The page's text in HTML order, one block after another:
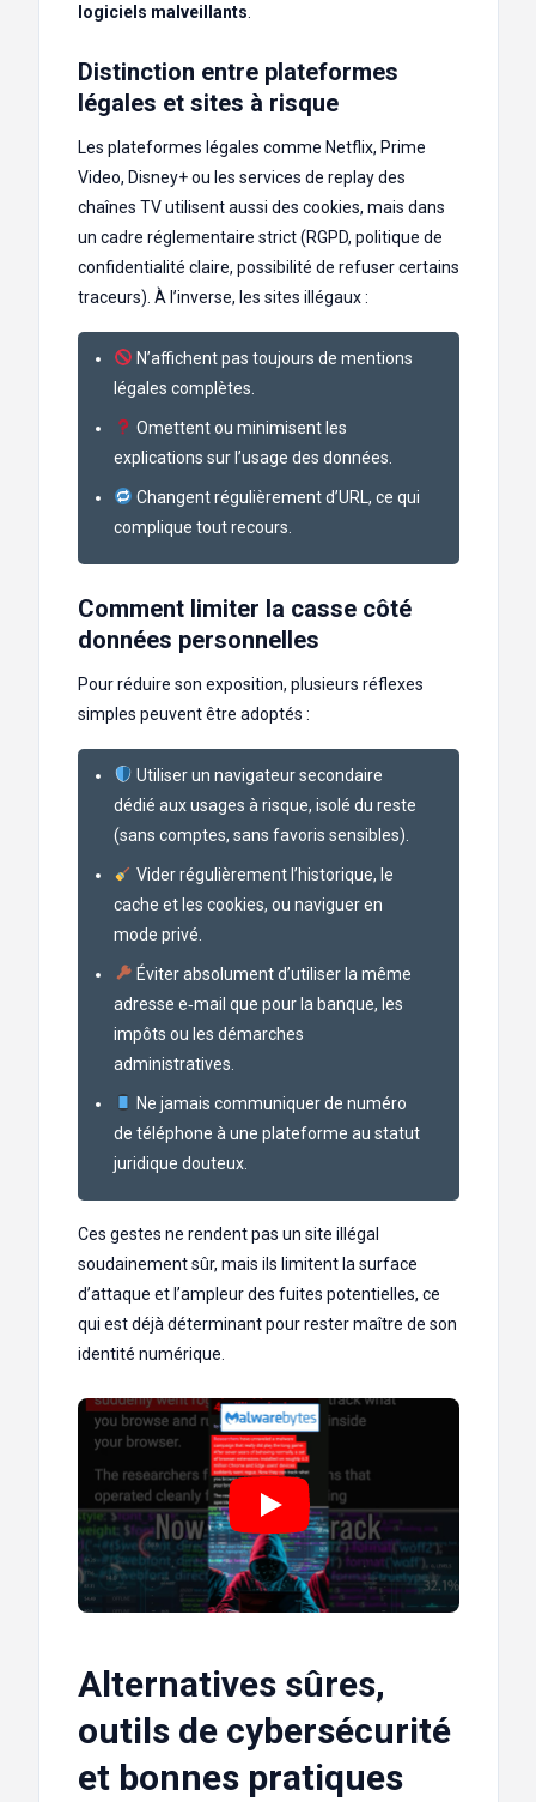
logiciels malveillants
Distinction entre plateformes
légales et sites à risque
Les plateformes légales comme Netflix, Prime
Video, Disney+ ou les services de replay des
chaînes TV utilisent aussi des cookies, mais dans
un cadre réglementaire strict (RGPD, politique de
confidentialité claire, possibilité de refuser certains
traceurs). À l’inverse, les sites illégaux :
N’affichent pas toujours de mentions
légales complètes.
Omettent ou minimisent les
explications sur l’usage des données.
Changent régulièrement d’URL, ce qui
complique tout recours.
Comment limiter la casse côté
données personnelles
Pour réduire son exposition, plusieurs réflexes
simples peuvent être adoptés :
Utiliser un navigateur secondaire
dédié aux usages à risque, isolé du reste
(sans comptes, sans favoris sensibles).
Vider régulièrement l’historique, le
cache et les cookies, ou naviguer en
mode privé.
Éviter absolument d’utiliser la même
adresse e‑mail que pour la banque, les
impôts ou les démarches
administratives.
Ne jamais communiquer de numéro
de téléphone à une plateforme au statut
juridique douteux.
Ces gestes ne rendent pas un site illégal
soudainement sûr, mais ils limitent la surface
d’attaque et l’ampleur des fuites potentielles, ce
qui est déjà déterminant pour rester maître de son
identité numérique.
Alternatives sûres,
outils de cybersécurité
et bonnes pratiques